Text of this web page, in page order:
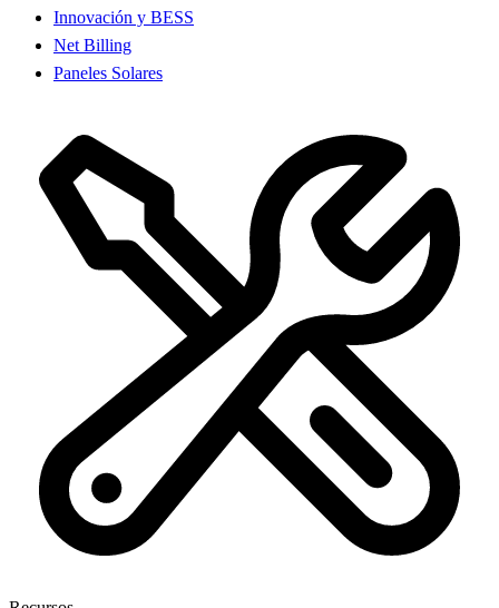
Innovación y BESS
Net Billing
Paneles Solares